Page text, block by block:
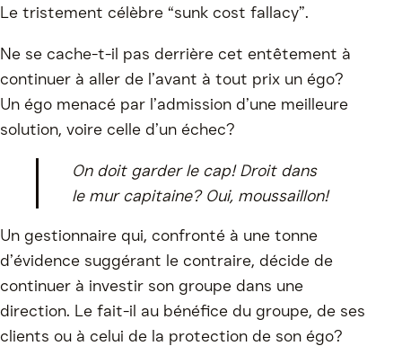
Le tristement célèbre “sunk cost fallacy”.
Ne se cache-t-il pas derrière cet entêtement à
continuer à aller de l’avant à tout prix un égo?
Un égo menacé par l’admission d’une meilleure
solution, voire celle d’un échec?
On doit garder le cap! Droit dans
le mur capitaine? Oui, moussaillon!
Un gestionnaire qui, confronté à une tonne
d’évidence suggérant le contraire, décide de
continuer à investir son groupe dans une
direction. Le fait-il au bénéfice du groupe, de ses
clients ou à celui de la protection de son égo?